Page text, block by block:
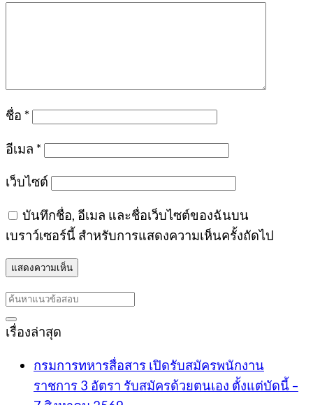
ชื่อ *
อีเมล *
เว็บไซต์
บันทึกชื่อ, อีเมล และชื่อเว็บไซต์ของฉันบน
เบราว์เซอร์นี้ สำหรับการแสดงความเห็นครั้งถัดไป
เรื่องล่าสุด
กรมการทหารสื่อสาร เปิดรับสมัครพนักงาน
ราชการ 3 อัตรา รับสมัครด้วยตนเอง ตั้งแต่บัดนี้ –